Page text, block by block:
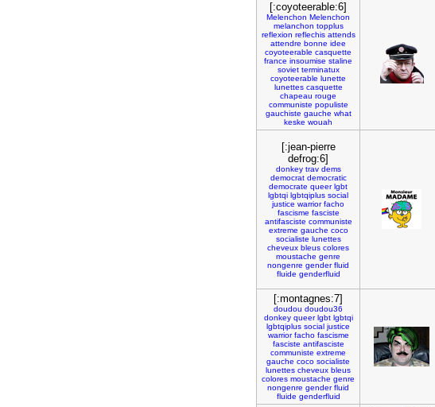
[:coyoteerable:6]
Melenchon Melenchon
melanchon topplus
reflexion reflechis attends
attendre bonne idee
coyoteerable casquette
france insoumise staline
soviet terminatux
coyoteerable lunette
lunettes casquette
chapeau rouge
communiste populiste
gauchiste gauche what
keske wouah
[:jean-pierre
defrog:6]
donkey trav dems
democrat democratic
democrate queer lgbt
lgbtqi lgbtqiplus social
justice warrior facho
fascisme fasciste
antifasciste communiste
extreme gauche coco
socialiste lunettes
cheveux bleus colores
moustache genre
nongenre gender fluid
fluide genderfluid
[:montagnes:7]
doudou doudou36
donkey queer lgbt lgbtqi
lgbtqiplus social justice
warrior facho fascisme
fasciste antifasciste
communiste extreme
gauche coco socialiste
lunettes cheveux bleus
colores moustache genre
nongenre gender fluid
fluide genderfluid